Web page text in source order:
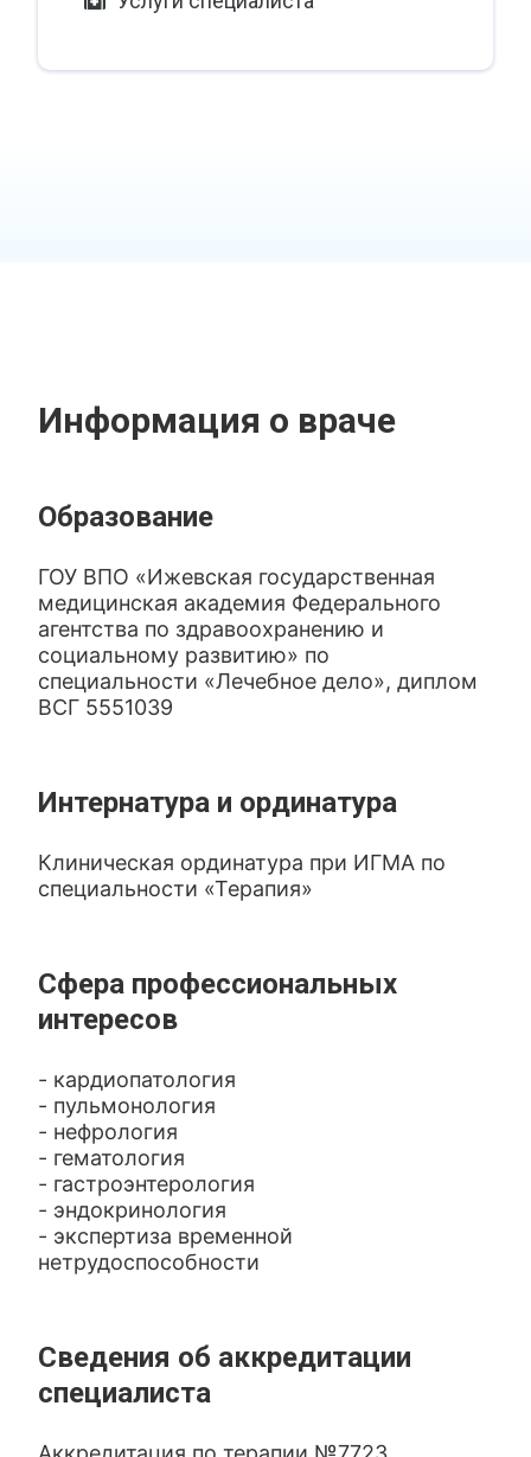
Информация о враче
Образование
ГОУ ВПО «Ижевская государственная
медицинская академия Федерального
агентства по здравоохранению и
социальному развитию» по
специальности «Лечебное дело», диплом
ВСГ 5551039
Интернатура и ординатура
Клиническая ординатура при ИГМА по
специальности «Терапия»
Сфера профессиональных
интересов
- кардиопатология
- пульмонология
- нефрология
- гематология
- гастроэнтерология
- эндокринология
- экспертиза временной
нетрудоспособности
Сведения об аккредитации
специалиста